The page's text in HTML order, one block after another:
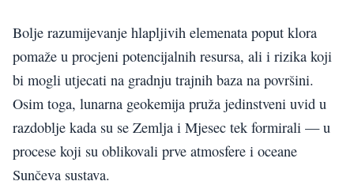
Bolje razumijevanje hlapljivih elemenata poput klora
pomaže u procjeni potencijalnih resursa, ali i rizika koji
bi mogli utjecati na gradnju trajnih baza na površini.
Osim toga, lunarna geokemija pruža jedinstveni uvid u
razdoblje kada su se Zemlja i Mjesec tek formirali — u
procese koji su oblikovali prve atmosfere i oceane
Sunčeva sustava.